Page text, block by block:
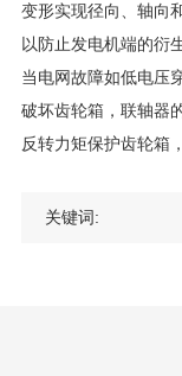
变形实现径向、轴向
以防止发电机端的衍
当电网故障如低电压
破坏齿轮箱，联轴器
反转力矩保护齿轮箱
关键词: